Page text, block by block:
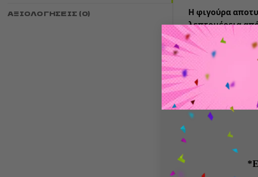
ΑΞΙΟΛΟΓΉΣΕΙΣ (0)
Η φιγούρα
λεπτομέρεια
charisma και τη
Με ύψος 17 cm,
Collection
Χαρακτηριστικά:
Ύψος: 17 cm
Σειρά: Battle
Υλικό: PVC
Εμπνευσμένο